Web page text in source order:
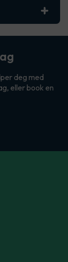
deg med
eller book en